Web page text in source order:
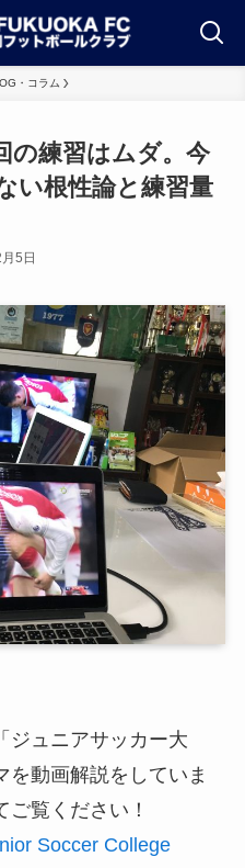
・コラム
の練習はムダ。今
い根性論と練習量
5日
ュニアサッカー大
を動画解説をしていま
覧ください！
Soccer College